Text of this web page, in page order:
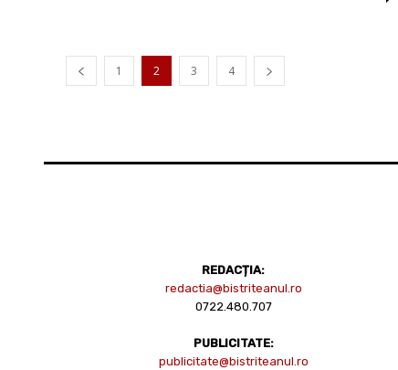
1 2 3 4
REDACȚIA:
redactia@bistriteanul.ro
0722.480.707
PUBLICITATE:
publicitate@bistriteanul.ro